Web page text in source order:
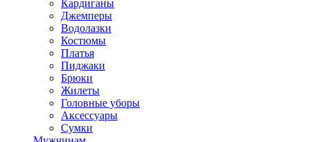
Кардиганы
Джемперы
Водолазки
Костюмы
Платья
Пиджаки
Брюки
Жилеты
Головные уборы
Аксессуары
Сумки